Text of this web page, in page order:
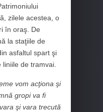
zilele acestea, o
în oraş. De
la staţiile de
asfaltul spart şi
de tramvai.
vom acţiona şi
gropi va fi
şi vara trecută